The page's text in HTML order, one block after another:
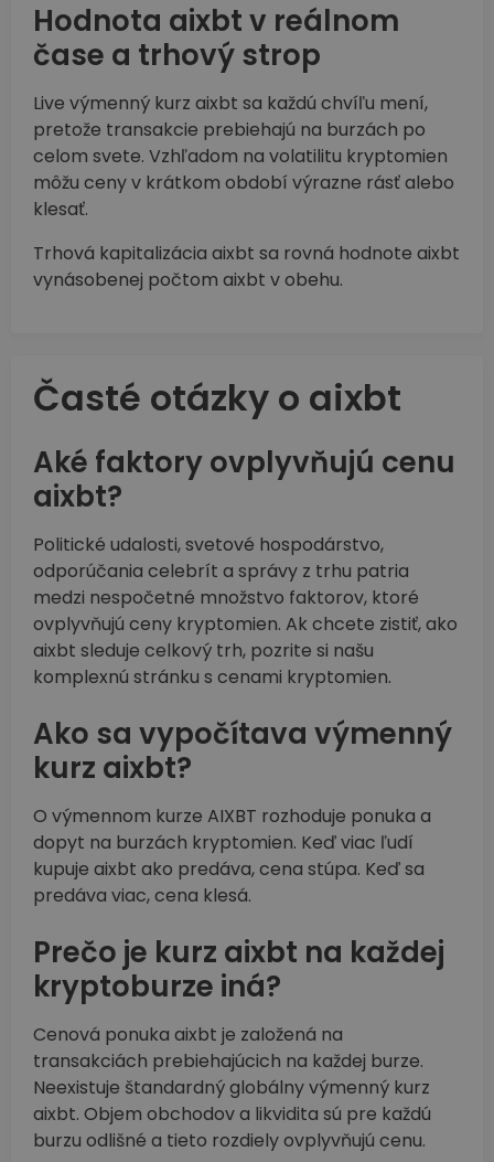
Hodnota aixbt v reálnom
čase a trhový strop
Live výmenný kurz aixbt sa každú chvíľu mení,
pretože transakcie prebiehajú na burzách po
celom svete. Vzhľadom na volatilitu kryptomien
môžu ceny v krátkom období výrazne rásť alebo
klesať.
Trhová kapitalizácia aixbt sa rovná hodnote aixbt
vynásobenej počtom aixbt v obehu.
Časté otázky o aixbt
Aké faktory ovplyvňujú cenu
aixbt?
Politické udalosti, svetové hospodárstvo,
odporúčania celebrít a správy z trhu patria
medzi nespočetné množstvo faktorov, ktoré
ovplyvňujú ceny kryptomien. Ak chcete zistiť, ako
aixbt sleduje celkový trh, pozrite si našu
komplexnú stránku s cenami kryptomien.
Ako sa vypočítava výmenný
kurz aixbt?
O výmennom kurze AIXBT rozhoduje ponuka a
dopyt na burzách kryptomien. Keď viac ľudí
kupuje aixbt ako predáva, cena stúpa. Keď sa
predáva viac, cena klesá.
Prečo je kurz aixbt na každej
kryptoburze iná?
Cenová ponuka aixbt je založená na
transakciách prebiehajúcich na každej burze.
Neexistuje štandardný globálny výmenný kurz
aixbt. Objem obchodov a likvidita sú pre každú
burzu odlišné a tieto rozdiely ovplyvňujú cenu.